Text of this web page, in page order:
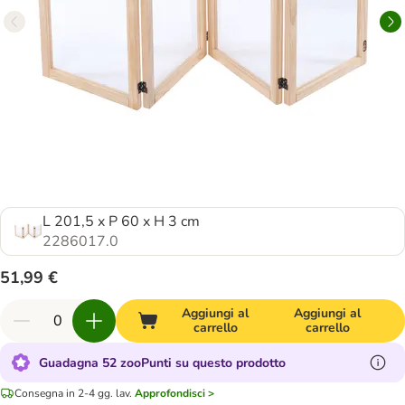
L 201,5 x P 60 x H 3 cm
2286017.0
51,99 €
Aggiungi al
carrello
Aggiungi al
carrello
Guadagna 52 zooPunti su questo prodotto
Consegna in 2-4 gg. lav. Approfondisci >